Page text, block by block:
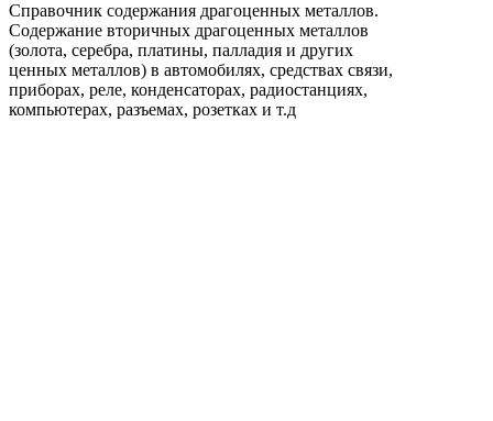
Справочник содержания драгоценных металлов.
Содержание вторичных драгоценных металлов
(золота, серебра, платины, палладия и других
ценных металлов) в автомобилях, средствах связи,
приборах, реле, конденсаторах, радиостанциях,
компьютерах, разъемах, розетках и т.д